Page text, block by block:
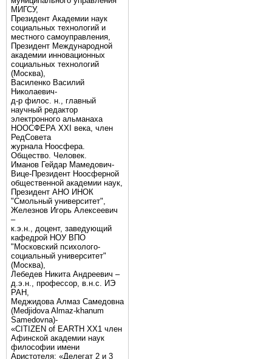
МИГСУ,
Президент Академии наук
социальных технологий и
местного самоуправления,
Президент Международной
академии инновационных
социальных технологий
(Москва),
Василенко Василий
Николаевич-
д-р филос. н., главный
научный редактор
электронного альманаха
НООСФЕРА XXI века, член
РедСовета
журнала Ноосфера.
Общество. Человек.
Иманов Гейдар Мамедович-
Вице-Президент Ноосферной
общественной академии наук,
Президент АНО ИНОК
"Смольный университет",
Железнов Игорь Алексеевич
–
к.э.н., доцент, заведующий
кафедрой НОУ ВПО
"Московский психолого-
социальный университет"
(Москва),
Лебедев Никита Андреевич –
д.э.н., профессор, в.н.с. ИЭ
РАН,
Меджидова Алмаз Самедовна
(Medjidova Almaz-khanum
Samedovna)-
«CITIZEN of EARTH XX1 член
Афинской академии наук
философии имени
Аристотеля; «Делегат 2 и 3